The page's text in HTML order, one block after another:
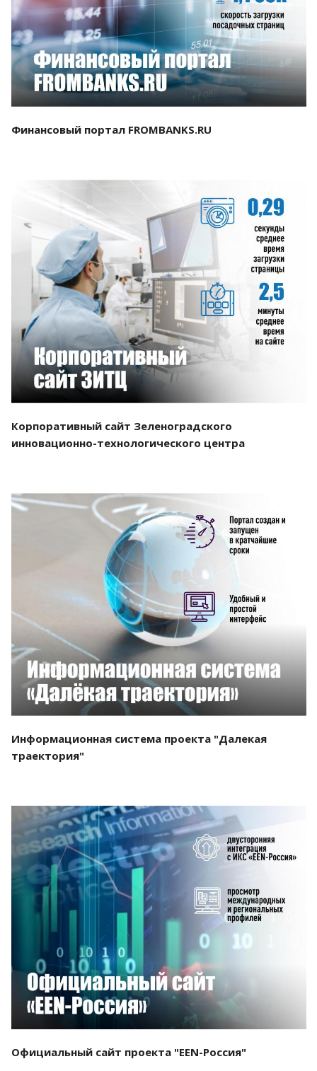
Смотреть проект
Финансовый портал FROMBANKS.RU
Смотреть проект
Корпоративный сайт Зеленоградского
инновационно-технологического центра
Смотреть проект
Информационная система проекта "Далекая
траектория"
Смотреть проект
Официальный сайт проекта "EEN-Россия"